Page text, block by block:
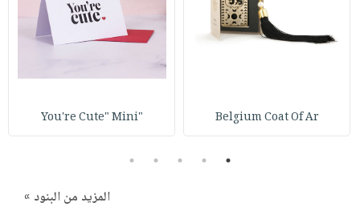
Belgium Coat Of Ar
"You're Cute" Mini
1
2
3
4
5
المزيد من البنود »